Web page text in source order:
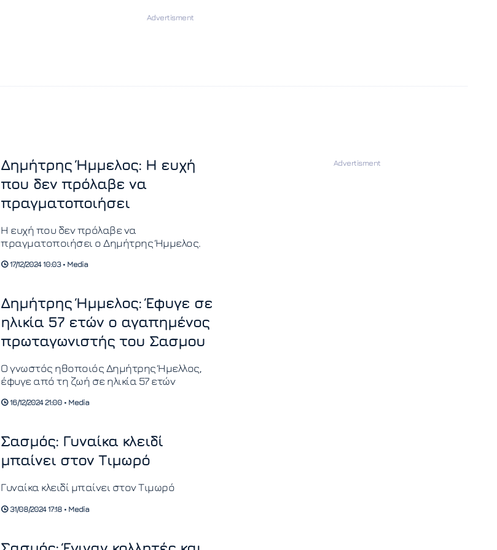
Δημήτρης Ήμμελος: Η ευχή
που δεν πρόλαβε να
πραγματοποιήσει
Η ευχή που δεν πρόλαβε να
πραγματοποιήσει ο Δημήτρης Ήμμελος.
17/12/2024 10:03 • Media
Δημήτρης Ήμμελος: Έφυγε σε
ηλικία 57 ετών ο αγαπημένος
πρωταγωνιστής του Σασμου
Ο γνωστός ηθοποιός Δημήτρης Ήμελλος,
έφυγε από τη ζωή σε ηλικία 57 ετών
16/12/2024 21:00 • Media
Σασμός: Γυναίκα κλειδί
μπαίνει στον Τιμωρό
Γυναίκα κλειδί μπαίνει στον Τιμωρό
31/08/2024 17:18 • Media